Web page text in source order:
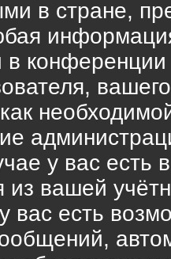
в стране,
в
у вас есть
вашей
вас есть